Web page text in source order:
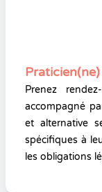
Prenez
accompagné
et alternative
spécifiques à
les obligations